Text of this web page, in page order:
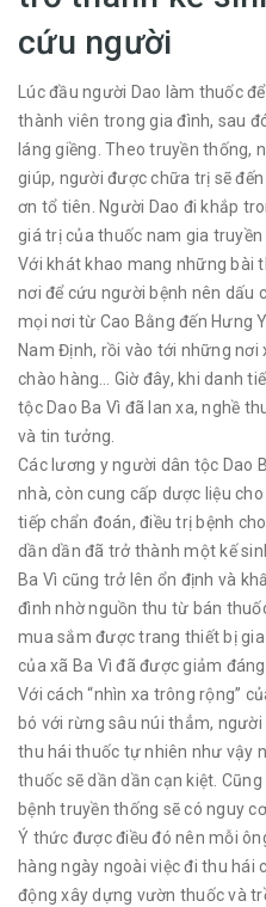
cứu người
Lúc đầu người Dao làm thuốc
thành viên trong gia đình, sau
láng giềng. Theo truyền thống,
giúp, người được chữa trị sẽ
ơn tổ tiên. Người Dao đi khắp
giá trị của thuốc nam gia
Với khát khao mang những bài
nơi để cứu người bệnh nên dấu
mọi nơi từ Cao Bằng đến Hưng
Nam Định, rồi vào tới những nơi
chào hàng… Giờ đây, khi danh
tộc Dao Ba Vì đã lan xa, nghề
và tin tưởng.
Các lương y người dân tộc Dao
nhà, còn cung cấp dược liệu
tiếp chẩn đoán, điều trị bệnh
dần dần đã trở thành một kế
Ba Vì cũng trở lên ổn định và
đình nhờ nguồn thu từ bán
mua sắm được trang thiết bị
của xã Ba Vì đã được giảm đáng
Với cách “nhìn xa trông rộng”
bó với rừng sâu núi thẳm,
thu hái thuốc tự nhiên như vậy
thuốc sẽ dần dần cạn kiệt.
bệnh truyền thống sẽ có nguy
Ý thức được điều đó nên mỗi
hàng ngày ngoài việc đi thu
động xây dựng vườn thuốc và